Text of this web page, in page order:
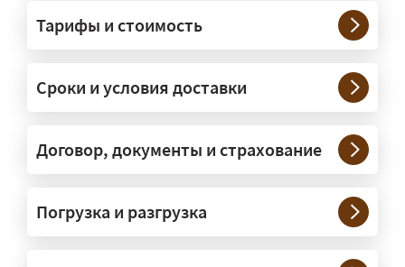
— Штатно — от 100 кг до 20 тонн.
Мелкие партии едут догрузом,
крупные — отдельной машиной.
Тяжеловесы 30–90 т организуем
через проверенных партнёров.
России?
Тарифы и стоимость
Сроки и условия доставки
Договор, документы и страхование
Погрузка и разгрузка